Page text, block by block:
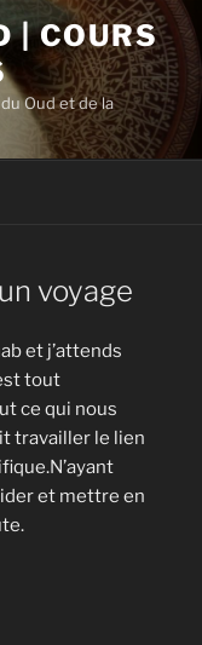
| COURS
Oud et de la
voyage
et j’attends
tout
ce qui nous
travailler le lien
et mettre en